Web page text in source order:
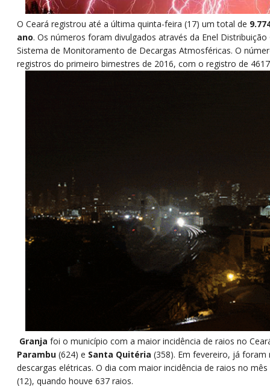
O Ceará registrou até a última quinta-feira (17) um total de
ano. Os números foram divulgados através da Enel
Sistema de Monitoramento de Decargas Atmosféricas. O
registros do primeiro bimestres de 2016, com o registro de
Granja foi o município com a maior incidência de raios no
Parambu (624) e Santa Quitéria (358). Em fevereiro, já foram
descargas elétricas. O dia com maior incidência de raios no
(12), quando houve 637 raios.